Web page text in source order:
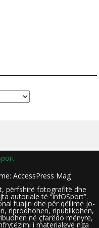
AccessPress Mag
përfshirë fotografitë dhe
autoriale të “infOSport”.
tuajin dhe për qëllime jo-
riprodhohen, ripublikohen,
në çfarëdo mënyre,
i materialeve nga